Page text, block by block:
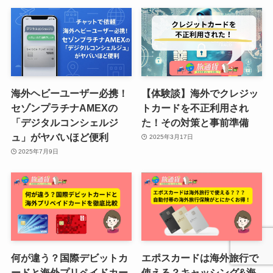
海外ヘビーユーザー必携！
セゾンプラチナAMEXの
「デジタルコンシェルジ
ュ」がヤバいほど便利
2025年7月9日
【体験談】海外でクレジッ
トカードを不正利用され
た！その対策と事前準備
2025年3月17日
何が違う？国際デビットカ
エポスカードは海外旅行で